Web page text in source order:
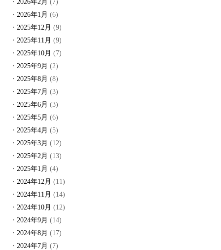
2026年2月 (7)
2026年1月 (6)
2025年12月 (9)
2025年11月 (9)
2025年10月 (7)
2025年9月 (2)
2025年8月 (8)
2025年7月 (3)
2025年6月 (3)
2025年5月 (6)
2025年4月 (5)
2025年3月 (12)
2025年2月 (13)
2025年1月 (4)
2024年12月 (11)
2024年11月 (14)
2024年10月 (12)
2024年9月 (14)
2024年8月 (17)
2024年7月 (7)